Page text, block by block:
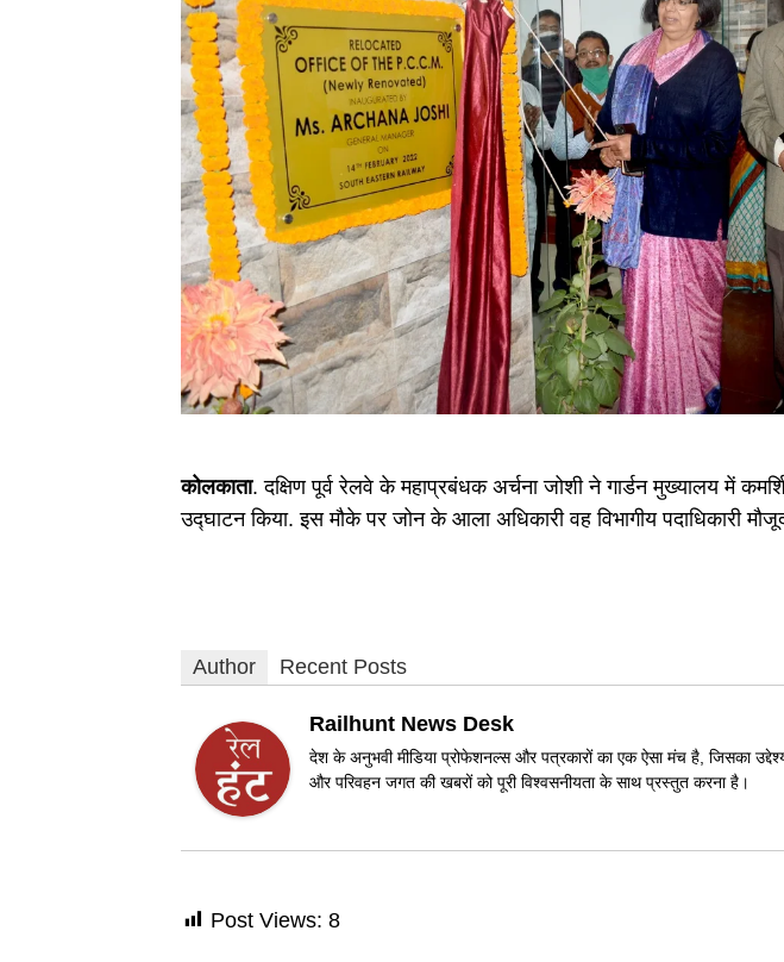
कोलकाता. दक्षिण पूर्व रेलवे के महाप्रबंधक अर्चना जोशी ने गार्डन मुख्यालय में
उद्घाटन किया. इस मौके पर जोन के आला अधिकारी वह विभागीय पदाधिकारी
Author Recent Posts
Railhunt News Desk
देश के अनुभवी मीडिया प्रोफेशनल्स और पत्रकारों का एक ऐसा मंच है, जिसका
और परिवहन जगत की खबरों को पूरी विश्वसनीयता के साथ प्रस्तुत करना है।
Post Views: 8